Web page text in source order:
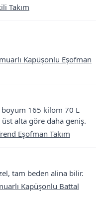
Takım
Kapüşonlu Eşofman
boyum 165 kilom 70 L
alta göre daha geniş.
Eşofman Takım
tam beden alina bilir.
Kapüşonlu Battal